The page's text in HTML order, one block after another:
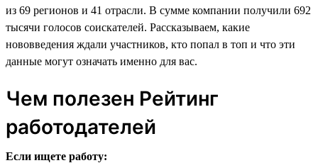
из 69 регионов и 41 отрасли. В сумме компании получили 692
тысячи голосов соискателей. Рассказываем, какие
нововведения ждали участников, кто попал в топ и что эти
данные могут означать именно для вас.
Чем полезен Рейтинг
работодателей
Если ищете работу: